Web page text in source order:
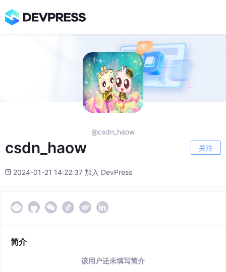
@csdn_haow
csdn_haow 关注
2024-01-21 14:22:37 加入 DevPress
简介
该用户还未填写简介